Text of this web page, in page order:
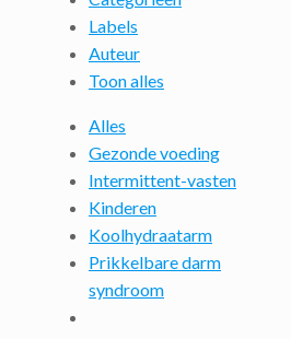
Labels
Auteur
Toon alles
Alles
Gezonde voeding
Intermittent-vasten
Kinderen
Koolhydraatarm
Prikkelbare darm
syndroom